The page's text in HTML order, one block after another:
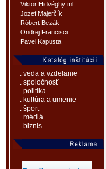
Viktor Hidvéghy ml.
Jozef Majerčík
Róbert Bezák
Ondrej Francisci
Pavel Kapusta
. veda a vzdelanie
. spoločnosť
. politika
. kultúra a umenie
. šport
. médiá
. biznis